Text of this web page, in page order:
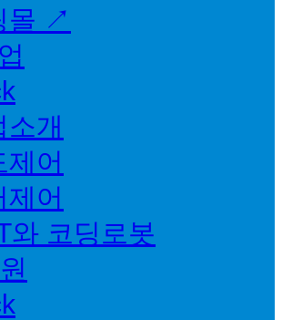
몰 ↗
소개
제어
제어
와 코딩로봇